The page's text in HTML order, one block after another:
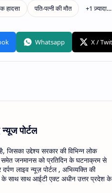
पोर्टल
जिसका उद्देश्य सरकार की विभिन्न लोक
समेत जनमानस को प्रतिदिन के घटनाक्रम से
लाइव न्यूज़ पोर्टल , अभिव्यक्ति की
के साथ साथ आईटी एक्ट अधीन उत्तर प्रदेश के